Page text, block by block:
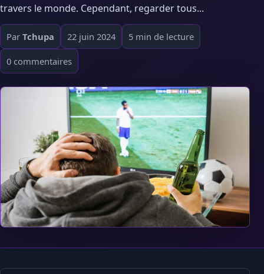
travers le monde. Cependant, regarder tous...
Par Tchupa 22 juin 2024 5 min de lecture
0 commentaires